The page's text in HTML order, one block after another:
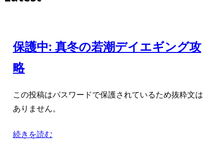
保護中: 真冬の若潮デイエギング攻
略
この投稿はパスワードで保護されているため抜粋文は
ありません。
続きを読む